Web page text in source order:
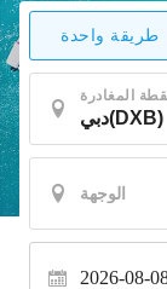
طريقة واحدة
المغادرة
2026-08-